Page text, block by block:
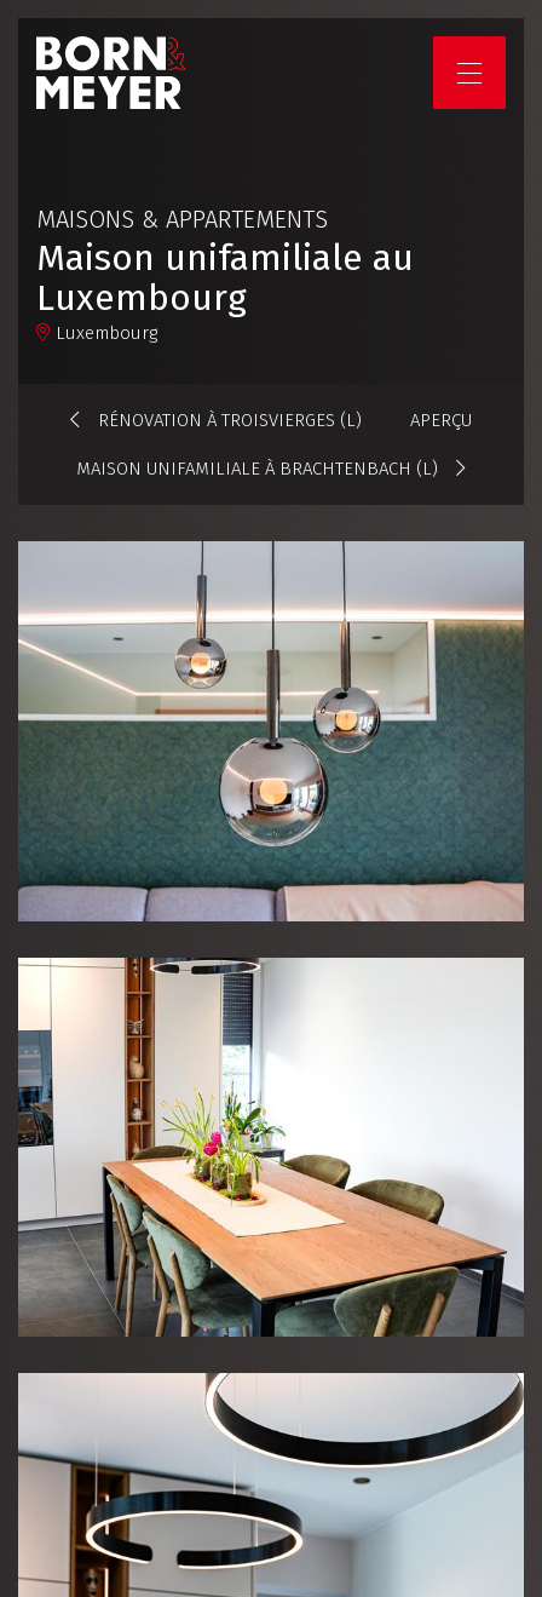
Nouveautés Contact
|
ENTREPRISE
SERVICES
EMPLOIS ET CARRIÈRES
VOTRE PROJET
MAISONS & APPARTEMENTS
Maison unifamiliale au
Luxembourg
Luxembourg
RÉNOVATION À TROISVIERGES (L) APERÇU
MAISON UNIFAMILIALE À BRACHTENBACH (L)